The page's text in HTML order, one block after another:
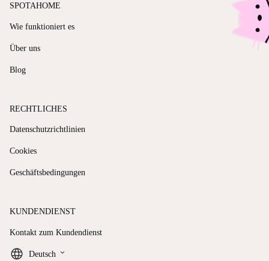
SPOTAHOME
Wie funktioniert es
Über uns
Blog
RECHTLICHES
Datenschutzrichtlinien
Cookies
Geschäftsbedingungen
KUNDENDIENST
Kontakt zum Kundendienst
Deutsch keyboard_arrow_down